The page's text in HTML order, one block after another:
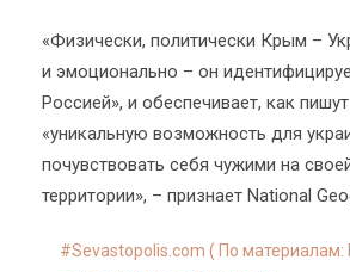
«Физически, политически Крым –
и эмоционально – он
Россией», и обеспечивает, как
«уникальную возможность для
почувствовать себя чужими на
территории», – признает National
Sevastopolis.com ( По